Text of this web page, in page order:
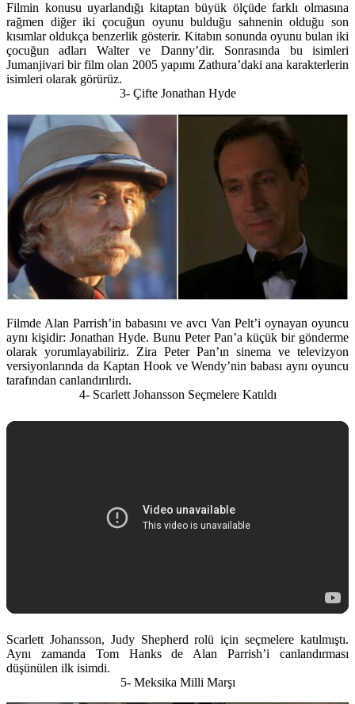
Filmin konusu uyarlandığı kitaptan büyük ölçüde farklı olmasına
rağmen diğer iki çocuğun oyunu bulduğu sahnenin olduğu son
kısımlar oldukça benzerlik gösterir. Kitabın sonunda oyunu bulan iki
çocuğun adları Walter ve Danny’dir. Sonrasında bu isimleri
Jumanjivari bir film olan 2005 yapımı Zathura’daki ana karakterlerin
isimleri olarak görürüz.
3- Çifte Jonathan Hyde
Filmde Alan Parrish’in babasını ve avcı Van Pelt’i oynayan oyuncu
aynı kişidir: Jonathan Hyde. Bunu Peter Pan’a küçük bir gönderme
olarak yorumlayabiliriz. Zira Peter Pan’ın sinema ve televizyon
versiyonlarında da Kaptan Hook ve Wendy’nin babası aynı oyuncu
tarafından canlandırılırdı.
4- Scarlett Johansson Seçmelere Katıldı
Scarlett Johansson, Judy Shepherd rolü için seçmelere katılmıştı.
Aynı zamanda Tom Hanks de Alan Parrish’i canlandırması
düşünülen ilk isimdi.
5- Meksika Milli Marşı